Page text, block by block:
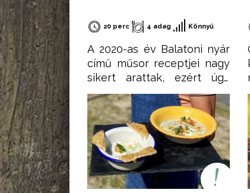
20 perc 4 adag Könnyű
A 2020-as év Balatoni nyár
című műsor receptjei nagy
sikert arattak, ezért úgy
gondoltam, összegyűjtöm
őket egy csokorba, hogy
könnyen elérhetőek
legyenek. Ezeket a
recepteket nem csak
nyáron, hanem az év
minden időszakában